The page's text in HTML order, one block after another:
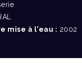
mise à l'eau : 2002